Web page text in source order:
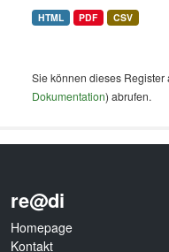
HTML PDF CSV
Sie können dieses Register
Dokumentation) abrufen.
re@di
Homepage
Kontakt